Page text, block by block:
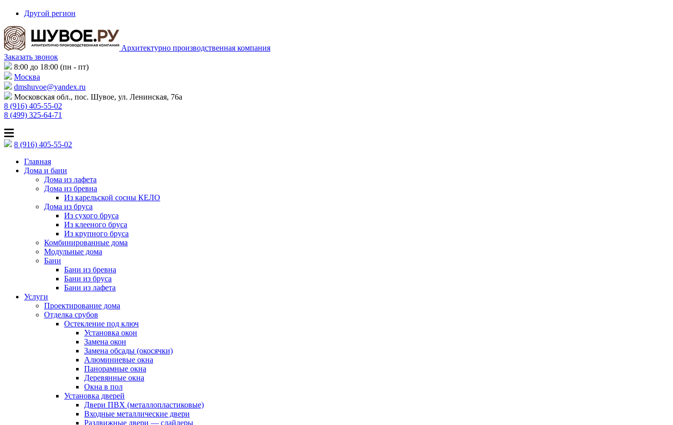
Другой регион
Архитектурно производственная компания
Заказать звонок
8:00 до 18:00 (пн - пт)
Москва
dmshuvoe@yandex.ru
Московская обл., пос. Шувое, ул. Ленинская, 76а
8 (916) 405-55-02
8 (499) 325-64-71
8 (916) 405-55-02
Главная
Дома и бани
Дома из лафета
Дома из бревна
Из карельской сосны КЕЛО
Дома из бруса
Из сухого бруса
Из клееного бруса
Из крупного бруса
Комбинированные дома
Модульные дома
Бани
Бани из бревна
Бани из бруса
Бани из лафета
Услуги
Проектирование дома
Отделка срубов
Остекление под ключ
Установка окон
Замена окон
Замена обсады (окосячки)
Алюминиевые окна
Панорамные окна
Деревянные окна
Окна в пол
Установка дверей
Двери ПВХ (металлопластиковые)
Входные металлические двери
Раздвижные двери — слайдеры